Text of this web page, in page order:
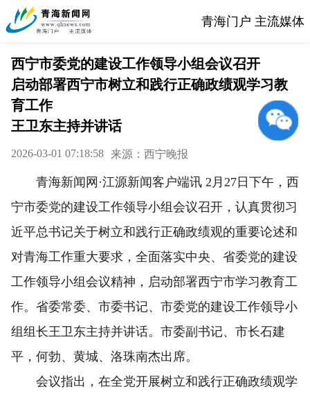
青海门户 主流媒体
西宁市委党的建设工作领导小组会议召开
启动部署西宁市树立和践行正确政绩观学习教
育工作
王卫东主持并讲话
2026-03-01 07:18:58 来源：西宁晚报
青海新闻网·江源新闻客户端讯 2月27日下午，西
宁市委党的建设工作领导小组会议召开，认真贯彻习
近平总书记关于树立和践行正确政绩观的重要论述和
对青海工作重大要求，全面落实中央、省委党的建设
工作领导小组会议精神，启动部署西宁市学习教育工
作。省委常委、市委书记、市委党的建设工作领导小
组组长王卫东主持并讲话。市委副书记、市长石建
平，何勃、黄城、洛珠南杰出席。
会议指出，在全党开展树立和践行正确政绩观学